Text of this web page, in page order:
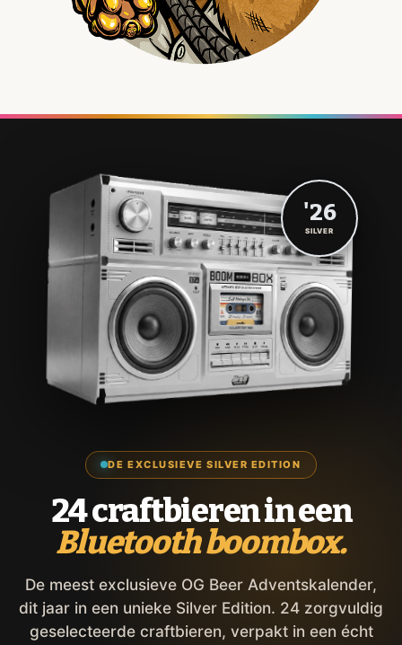
DE EXCLUSIEVE SILVER EDITION
24 craftbieren in een
Bluetooth boombox.
De meest exclusieve OG Beer Adventskalender,
dit jaar in een unieke Silver Edition. 24 zorgvuldig
geselecteerde craftbieren, verpakt in een écht
'26
SILVER